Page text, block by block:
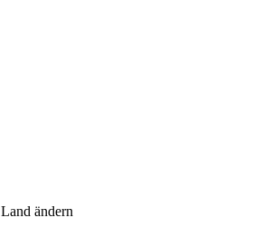
Land ändern